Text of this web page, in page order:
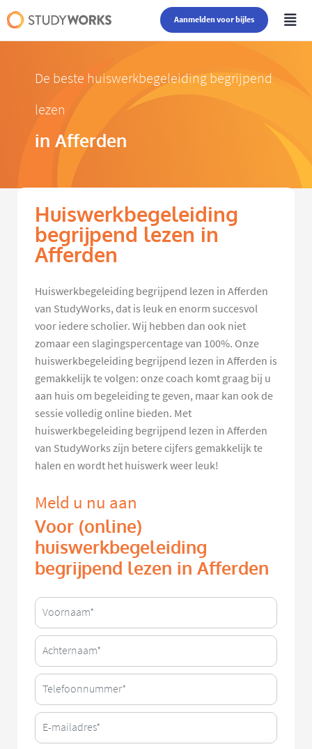
Aanmelden voor bijles
De beste huiswerkbegeleiding begrijpend
lezen
in Afferden
Huiswerkbegeleiding
begrijpend lezen in
Afferden
Huiswerkbegeleiding begrijpend lezen in Afferden
van StudyWorks, dat is leuk en enorm succesvol
voor iedere scholier. Wij hebben dan ook niet
zomaar een slagingspercentage van 100%. Onze
huiswerkbegeleiding begrijpend lezen in Afferden is
gemakkelijk te volgen: onze coach komt graag bij u
aan huis om begeleiding te geven, maar kan ook de
sessie volledig online bieden. Met
huiswerkbegeleiding begrijpend lezen in Afferden
van StudyWorks zijn betere cijfers gemakkelijk te
halen en wordt het huiswerk weer leuk!
Meld u nu aan
Voor (online)
huiswerkbegeleiding
begrijpend lezen in Afferden